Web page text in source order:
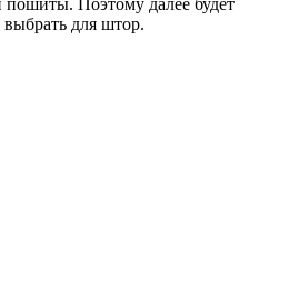
пошиты. Поэтому далее будет
для штор.